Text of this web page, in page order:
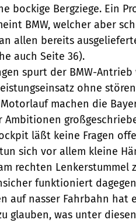
bockige Bergziege. Ein
BMW, welcher aber
allen bereits
auch Seite 36).
spurt der BMW-
ohne
machen die
läßt keine Fragen
sich vor allem kleine
rechten Lenkerstummel
funktioniert
auf nasser Fahrbahn hat
glauben, was unter